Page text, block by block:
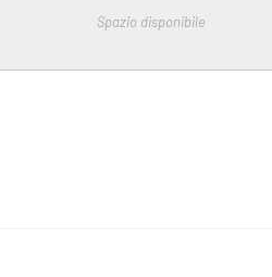
Spazio disponibile